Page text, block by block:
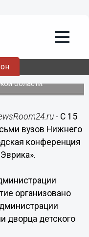
15
из
области.
- С 15
вузов Нижнего
конференция
организовано
дворца детского